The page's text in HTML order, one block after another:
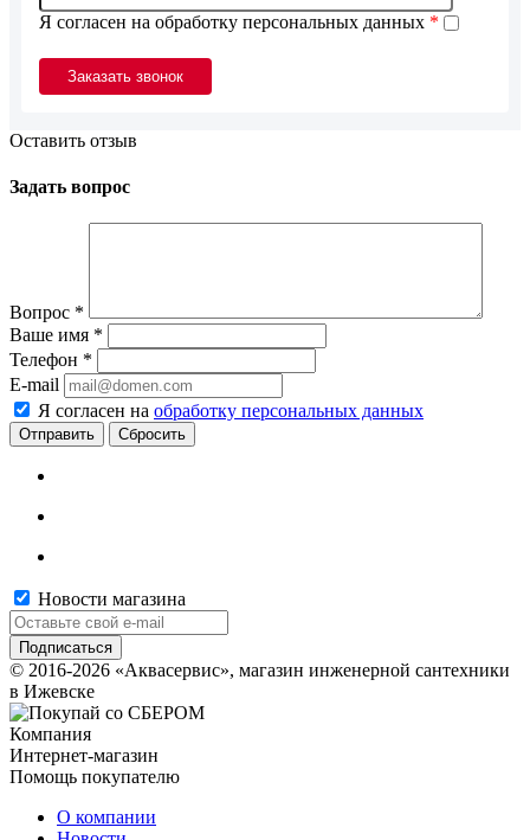
Я согласен на обработку персональных данных *
Оставить отзыв
Задать вопрос
Вопрос *
Ваше имя *
Телефон *
E-mail
Я согласен на обработку персональных данных
Сбросить
Новости магазина
© 2016-2026 «Аквасервис», магазин инженерной сантехники
в Ижевске
Компания
Интернет-магазин
Помощь покупателю
О компании